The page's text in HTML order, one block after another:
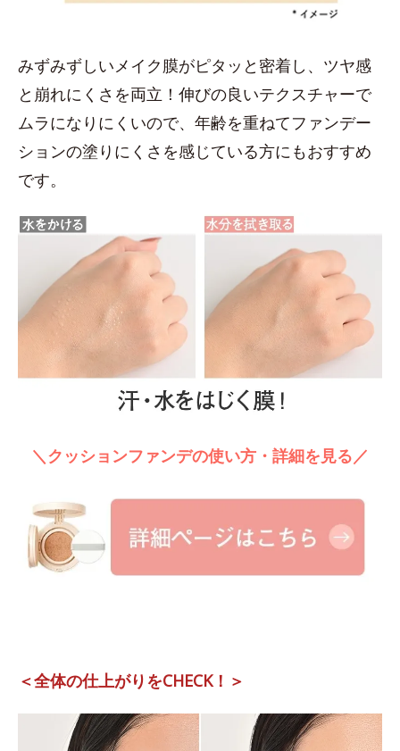
みずみずしいメイク膜がピタッと密着し、ツヤ感
と崩れにくさを両立！伸びの良いテクスチャーで
ムラになりにくいので、年齢を重ねてファンデー
ションの塗りにくさを感じている方にもおすすめ
です。
＼クッションファンデの使い方・詳細を見る／
＜全体の仕上がりをCHECK！＞